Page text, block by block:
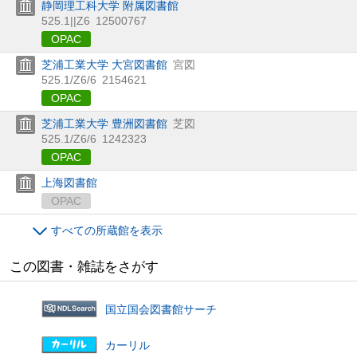
静岡理工科大学 附属図書館
525.1||Z6 12500767
OPAC
芝浦工業大学 大宮図書館 宮図
525.1/Z6/6 2154621
OPAC
芝浦工業大学 豊洲図書館 芝図
525.1/Z6/6 1242323
OPAC
上海図書館
OPAC
すべての所蔵館を表示
この図書・雑誌をさがす
国立国会図書館サーチ
カーリル